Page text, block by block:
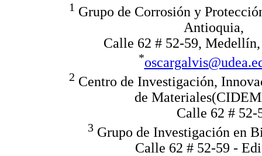
1 Grupo de Corrosión y
Antioquia,
Calle 62 # 52-59,
*
2 Centro de Investigación,
de
Calle 62 #
3Grupo de Investigación en
Calle 62 # 52-59 -